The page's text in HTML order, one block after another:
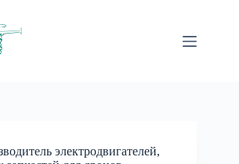
электродвигателей,